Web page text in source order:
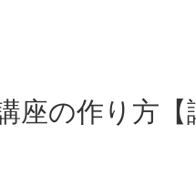
座の作り方